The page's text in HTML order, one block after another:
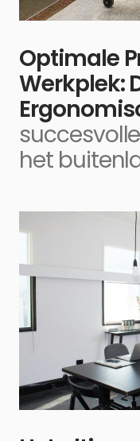
Optimale
Werkplek:
het